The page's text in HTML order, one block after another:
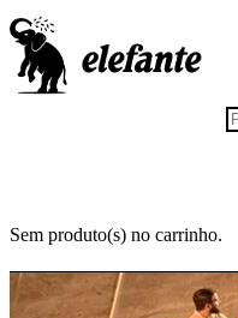
Sem produto(s) no carrinho.